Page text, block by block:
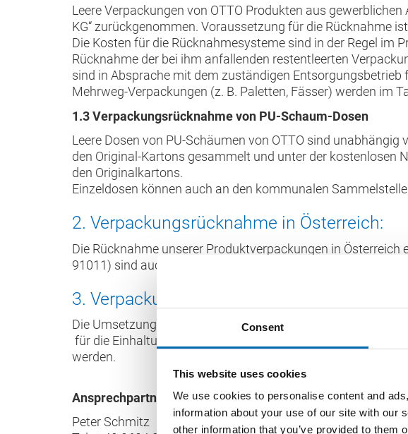
Consent
This website uses cookies
We use cookies to personalise content and
information about your use of our site with our
other information that you’ve provided to them
Leere Verpackungen von OTTO Produkten aus
KG“ zurückgenommen. Voraussetzung für die Rücknahme
Die Kosten für die Rücknahmesysteme sind in der Regel im
Rücknahme der bei ihm anfallenden restentleerten
sind in Absprache mit dem zuständigen
Mehrweg-Verpackungen (z. B. Paletten, Fässer) werden im
1.3 Verpackungsrücknahme von PU-Schaum-Dosen
Leere Dosen von PU-Schäumen von OTTO sind
den Original-Kartons gesammelt und unter der kostenlosen
den Originalkartons.
Einzeldosen können auch an den kommunalen
2. Verpackungsrücknahme in Österreich:
Die Rücknahme unserer Produktverpackungen in
91011) sind auch hier im Produktpreis bereits enthalten.
3. Verpackungsrücknahme in anderen EU-
Die Umsetzung der EU-Richtlinie 94/62/EG
für die Einhaltung der Vorschriften verantwortlich.
werden.
Ansprechpartner:
Peter Schmitz